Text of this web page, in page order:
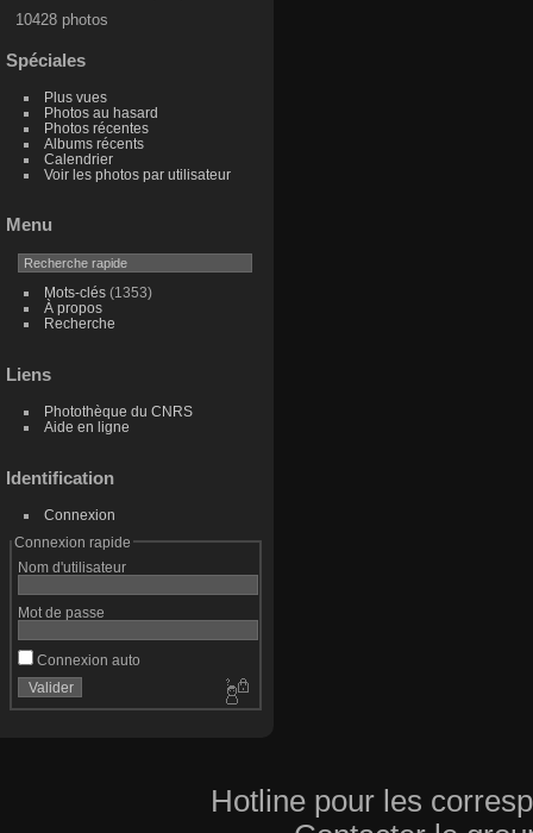
10428 photos
Spéciales
Plus vues
Photos au hasard
Photos récentes
Albums récents
Calendrier
Voir les photos par utilisateur
Menu
Mots-clés(1353)
À propos
Recherche
Liens
Photothèque du CNRS
Aide en ligne
Identification
Connexion
Connexion rapide
Nom d'utilisateur
Mot de passe
Connexion auto
Hotline pour les